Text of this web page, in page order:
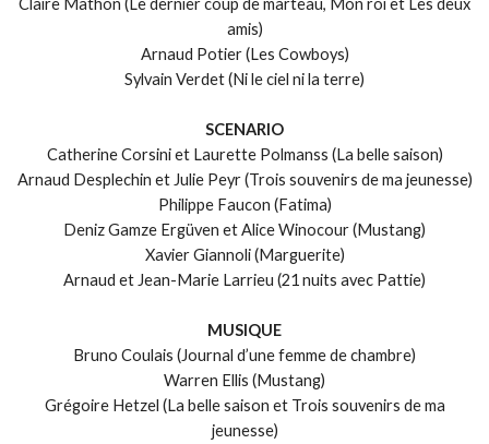
amis)
Arnaud Potier (Les Cowboys)
Sylvain Verdet (Ni le ciel ni la terre)
SCENARIO
Catherine Corsini et Laurette Polmanss (La belle saison)
Arnaud Desplechin et Julie Peyr (Trois souvenirs de ma jeunesse)
Philippe Faucon (Fatima)
Deniz Gamze Ergüven et Alice Winocour (Mustang)
Xavier Giannoli (Marguerite)
Arnaud et Jean-Marie Larrieu (21 nuits avec Pattie)
MUSIQUE
Bruno Coulais (Journal d’une femme de chambre)
Warren Ellis (Mustang)
Grégoire Hetzel (La belle saison et Trois souvenirs de ma
jeunesse)